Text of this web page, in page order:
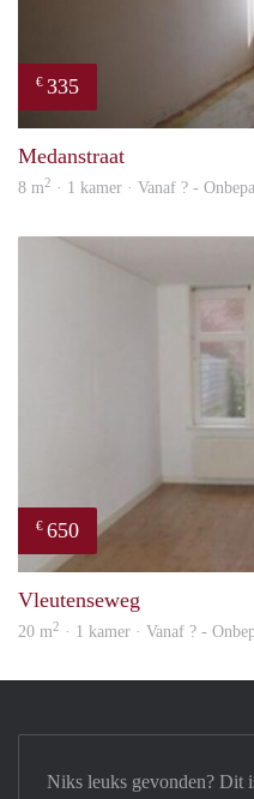
€ 335
Medanstraat
8 m2 · 1 kamer · Vanaf ? -
€ 650
Vleutenseweg
20 m2 · 1 kamer · Vanaf ? -
Niks leuks gevonden? Dit